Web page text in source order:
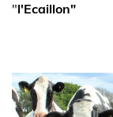
"l'Ecaillon"